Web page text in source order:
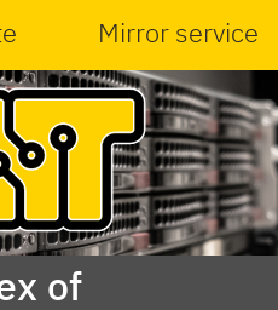
Mirror service
of